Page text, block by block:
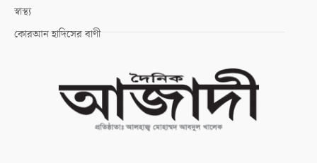
স্বাস্থ্য
কোরআন হাদিসের বাণী